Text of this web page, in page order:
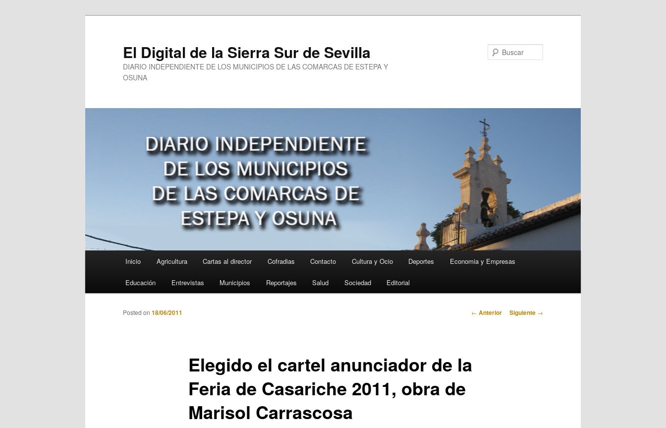
El Digital de la Sierra Sur de Sevilla
DIARIO INDEPENDIENTE DE LOS MUNICIPIOS DE LAS COMARCAS DE ESTEPA Y
OSUNA
Inicio Agricultura Cartas al director Cofradias Contacto Cultura y Ocio Deportes Economia y Empresas
Educación Entrevistas Municipios Reportajes Salud Sociedad Editorial
Navegación
← Anterior Siguiente →
Elegido el cartel anunciador de la
Feria de Casariche 2011, obra de
Marisol Carrascosa
Posted on 18/06/2011